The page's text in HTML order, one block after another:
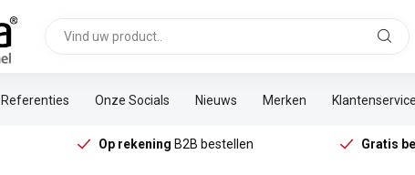
Referenties Onze Socials Nieuws Merken Klantenservice
Op rekening B2B bestellen Gratis